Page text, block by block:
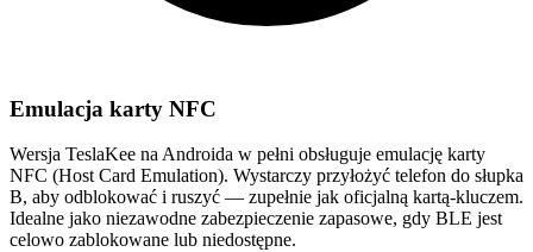
Emulacja karty NFC
Wersja TeslaKee na Androida w pełni obsługuje emulację karty
NFC (Host Card Emulation). Wystarczy przyłożyć telefon do słupka
B, aby odblokować i ruszyć — zupełnie jak oficjalną kartą-kluczem.
Idealne jako niezawodne zabezpieczenie zapasowe, gdy BLE jest
celowo zablokowane lub niedostępne.